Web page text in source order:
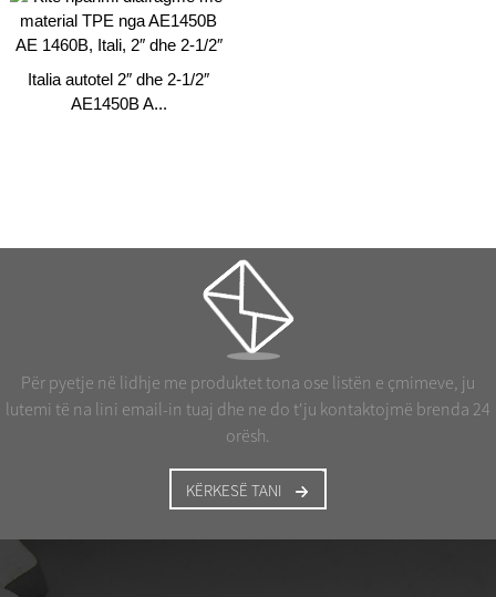
Italia autotel 2″ dhe 2-1/2″
AE1450B A...
Për pyetje në lidhje me produktet tona ose listën e çmimeve, ju
lutemi të na lini email-in tuaj dhe ne do t'ju kontaktojmë brenda 24
orësh.
KËRKESË TANI